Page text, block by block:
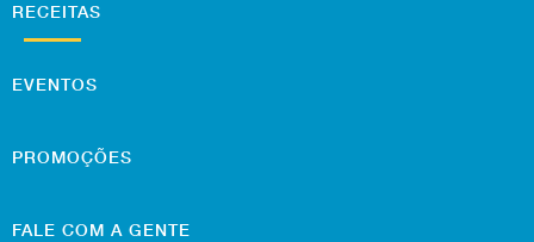
RECEITAS
EVENTOS
PROMOÇÕES
FALE COM A GENTE